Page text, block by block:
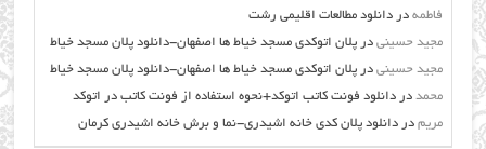
فاطمه دردانلود مطالعات اقليمي رشت
مجید حسینی درپلان اتوکدی مسجد خیاط ها اصفهان-دانلود پلان مسجد خیاط
مجید حسینی درپلان اتوکدی مسجد خیاط ها اصفهان-دانلود پلان مسجد خیاط
محمد دردانلود فونت کاتب اتوکد+نحوه استفاده از فونت کاتب در اتوکد
مریم دردانلود پلان کدی خانه اشیدری-نما و برش خانه اشیدری کرمان